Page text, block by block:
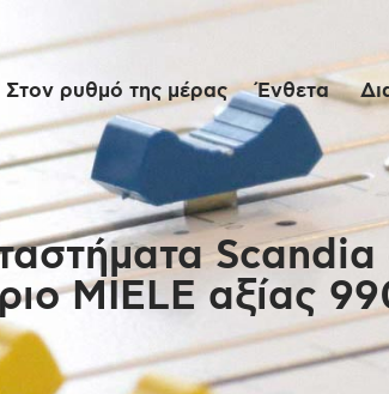
Στον ρυθμό της μέρας Ένθετα
MIELE αξίας
ρυθμό της
Live